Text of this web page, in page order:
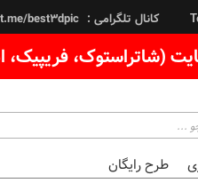
کانال تلگرامی : best3dpic
(شاتراستوک،
طرح رایگان